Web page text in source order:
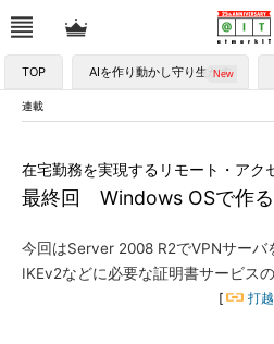
TOP AIを作り動かし守り生かす
連載
最終回 Windows OSで作
在宅勤務を実現するリモート・アク
今回はServer 2008 R2でVPNサーバ
IKEv2などに必要な証明書サービス
[ 打